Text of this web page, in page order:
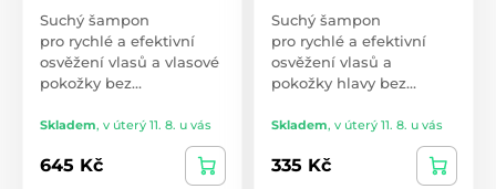
Suchý šampon
pro rychlé a efektivní
osvěžení vlasů a vlasové
pokožky bez…
Skladem, v úterý 11. 8. u vás
645 Kč
Suchý šampon
pro rychlé a efektivní
osvěžení vlasů a
pokožky hlavy bez…
Skladem, v úterý 11. 8. u vás
335 Kč